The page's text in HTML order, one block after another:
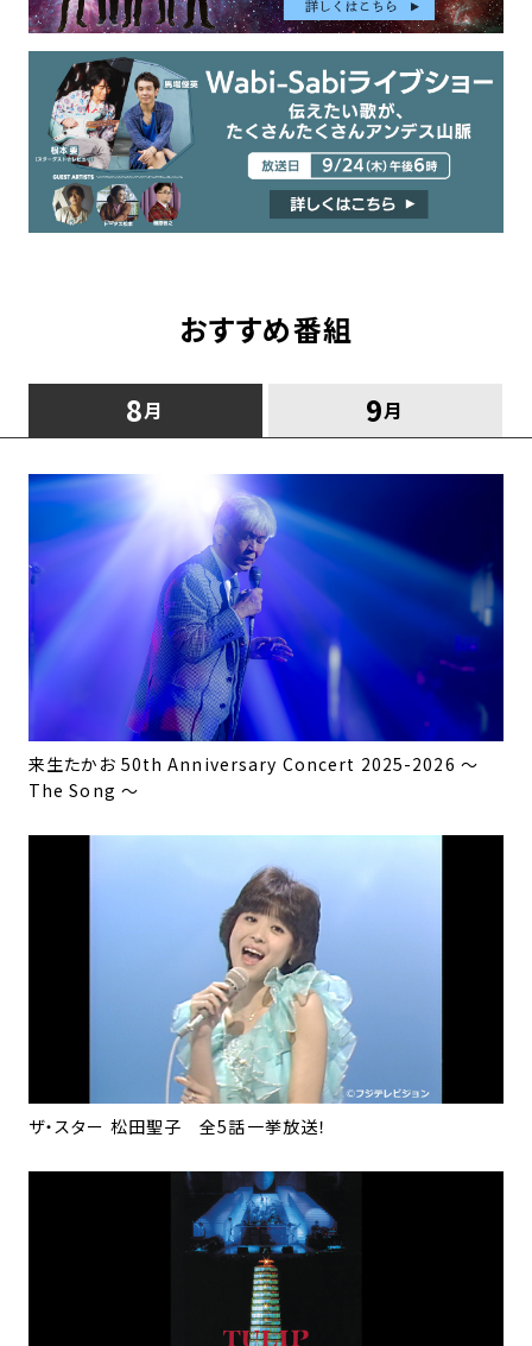
おすすめ番組
8月 9月
来生たかお 50th Anniversary Concert 2025-2026 〜
The Song 〜
ザ・スター 松田聖子 全5話一挙放送！